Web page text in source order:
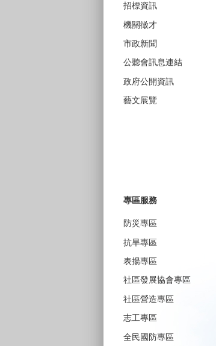
招標資訊
機關徵才
市政新聞
公聽會訊息連結
政府公開資訊
藝文展覽
專區服務
防災專區
抗旱專區
表揚專區
社區發展協會專區
社區營造專區
志工專區
全民國防專區